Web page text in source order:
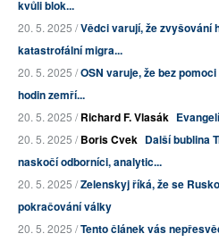
kvůli blok...
20. 5. 2025 /Vědci varují, že zvyšování
katastrofální migra...
20. 5. 2025 /OSN varuje, že bez
hodin zemří...
20. 5. 2025 /Richard F. Vlasák
20. 5. 2025 /Boris Cvek Další bublina
naskočí odborníci, analytic...
20. 5. 2025 /Zelenskyj říká, že se
pokračování války
20. 5. 2025 /Tento článek vás